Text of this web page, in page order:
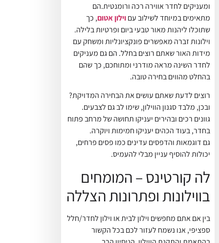
ומעניקים לחדר אווירה רכה ורומנטית.הם
מתאימים במיוחד לשילוב עםוילון אטום, כך
שתוכלו ליהנות מאור טבעי ביום ופרטיות בלילה.
וילונות זברה מאפשרים פונקציונליות ומשחק עם
מידות האור שאתם רוצים בחלל. הם גם מעניקים
לחדר השינה מראה מודרני ומתוחכם, כך שהם
בהחלט מהווים בחירה טובה.
רוצים לדעת שאתם עושים את הבחירה המדויקת?
ובכן, מלבד סגנון הווילון, שימו לב גם לצבעים.
גוונים רכים ובהירים יעניקו תחושה של מרחב פתוח
בחדר, בעוד הכהים יעניקו חמימות ויוקרה.
גם דוגמאות והדפסים עדינים כמו פסים פרחים,
יכולות להוסיף עניין מבלי להעמיס.
לה קורטינס – המומחים
בווילונות ופתרונות הצללה
בין אם אתם מחפשים וילון לבית או וילון לחדר/חלל
ספציפי, אנו נשמח לעזור לכם בכל הקשור